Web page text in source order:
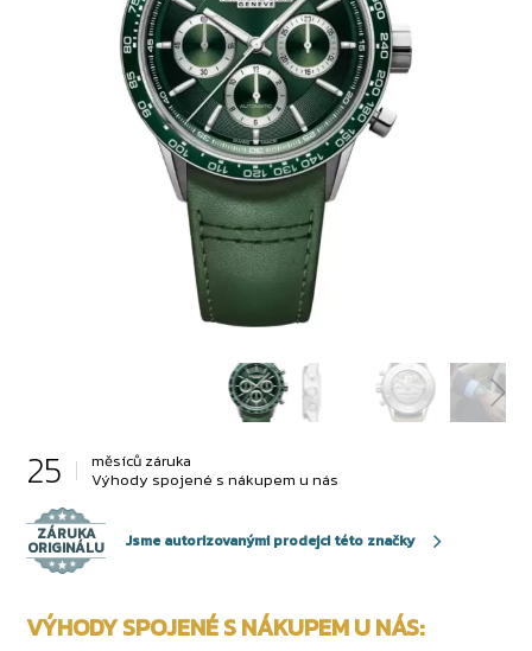
25
měsíců záruka
Výhody spojené s nákupem u nás
ZÁRUKA
ORIGINÁLU Jsme autorizovanými prodejci této značky
VÝHODY SPOJENÉ S NÁKUPEM U NÁS: